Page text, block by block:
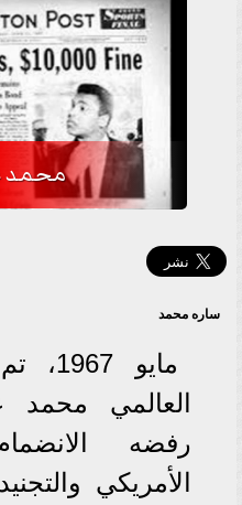
محمد
ساره محمد
مايو
العالمي
رفضه
الأمريكي